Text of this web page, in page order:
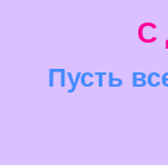
С
Пусть